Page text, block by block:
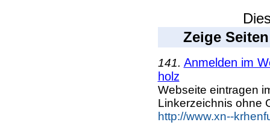
Zeige
141. Anmelden im
holz
Webseite eintragen
Linkerzeichnis ohne
http://www.xn--